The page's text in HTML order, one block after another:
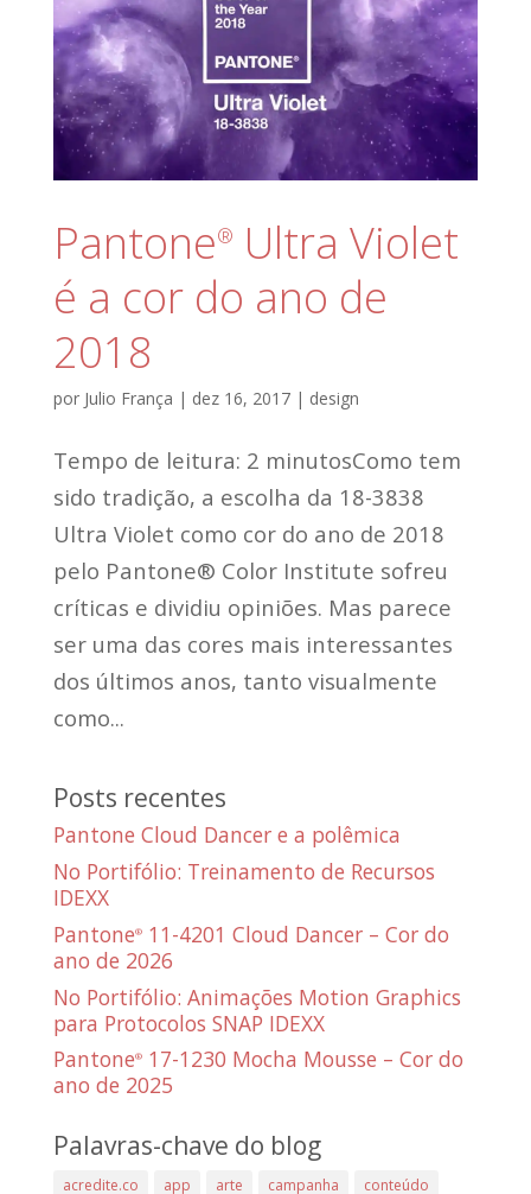
Pantone® Ultra Violet
é a cor do ano de
2018
por Julio França | dez 16, 2017| design
Tempo de leitura: 2 minutosComo tem
sido tradição, a escolha da 18-3838
Ultra Violet como cor do ano de 2018
pelo Pantone® Color Institute sofreu
críticas e dividiu opiniões. Mas parece
ser uma das cores mais interessantes
dos últimos anos, tanto visualmente
como...
Posts recentes
Pantone Cloud Dancer e a polêmica
No Portifólio: Treinamento de Recursos
IDEXX
Pantone®11-4201 Cloud Dancer – Cor do
ano de 2026
No Portifólio: Animações Motion Graphics
para Protocolos SNAP IDEXX
Pantone®17-1230 Mocha Mousse – Cor do
ano de 2025
Palavras-chave do blog
acredite.co app arte campanha
conteúdo